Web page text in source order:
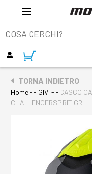
TORNA INDIETRO
Home- - GIVI - - CASCO
CHALLENGERSPIRIT GRI